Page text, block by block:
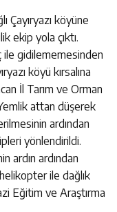
Çayıryazı köyüne
ekip yola çıktı.
ile gidilememesinden
köyü kırsalına
İl Tarım ve Orman
attan düşerek
ardından
yönlendirildi.
ardın ardından
ile dağlık
Eğitim ve Araştırma